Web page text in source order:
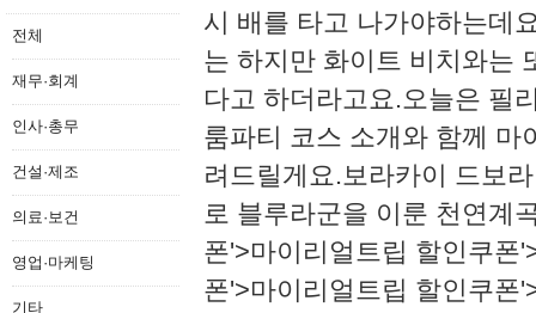
전체
재무·회계
인사·총무
건설·제조
의료·보건
영업·마케팅
기타
시 배를 타고 나가야하는데
는 하지만 화이트 비치와는
다고 하더라고요.​​오늘은 필
룸파티 코스 소개와 함께 마
려드릴게요.​​​보라카이 드보
로 블루라군을 이룬 천연계
폰'>마이리얼트립 할인쿠폰
폰'>마이리얼트립 할인쿠폰